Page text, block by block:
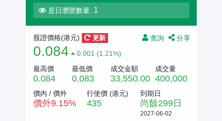
是日瀏覽數量: 1
查詢 分享
股證價格(港元) 更新
0.084
0.001 (1.21%)
最高價
0.084
最低價
0.083
成交金額
33,550.00
成交量
400,000
價內 / 價外
價外9.15%
行使價 (港元)
435
到期日
尚餘299日
2027-06-02